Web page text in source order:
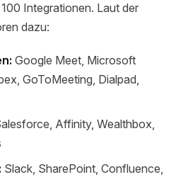
Integrationen. Laut der
dazu:
Google Meet, Microsoft
GoToMeeting, Dialpad,
Affinity, Wealthbox,
Slack, SharePoint, Confluence,